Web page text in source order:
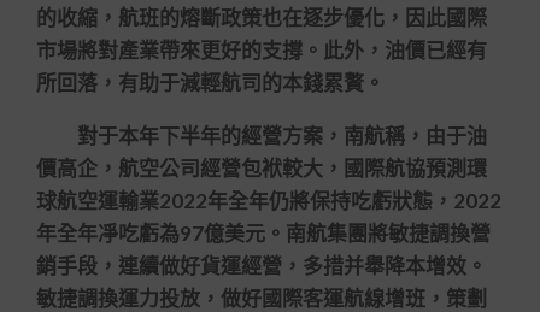
的收縮，航班的熔斷政策也在逐步優化，因此國際
市場將對產業帶來更好的支撐。此外，油價已經有
所回落，有助于減輕航司的本錢累贅。
對于本年下半年的經營方案，南航稱，由于油
價高企，航空公司經營包袱較大，國際航協預測環
球航空運輸業2022年全年仍將保持吃虧狀態，2022
年全年凈吃虧為97億美元。南航集團將敏捷調換營
銷手段，連續做好貨運經營，多措并舉降本增效。
敏捷調換運力投放，做好國際客運航線增班，策劃